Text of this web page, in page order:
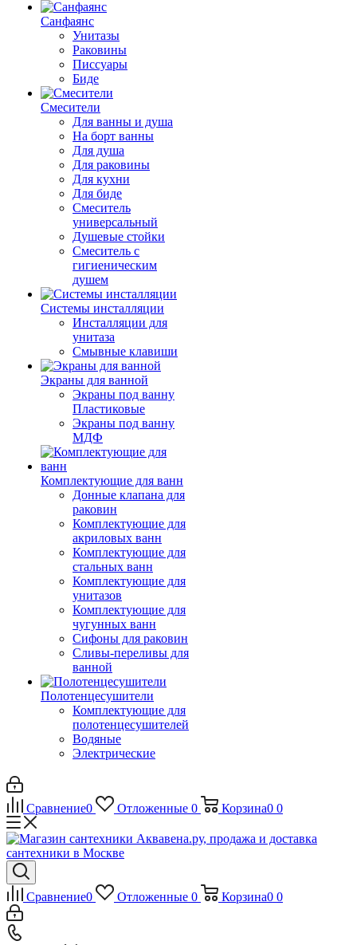
Санфаянс
Унитазы
Раковины
Писсуары
Биде
Смесители
Для ванны и душа
На борт ванны
Для душа
Для раковины
Для кухни
Для биде
Смеситель
универсальный
Душевые стойки
Смеситель с
гигиеническим
душем
Системы инсталляции
Инсталляции для
унитаза
Смывные клавиши
Экраны для ванной
Экраны под ванну
Пластиковые
Экраны под ванну
МДФ
Комплектующие для ванн
Донные клапана для
раковин
Комплектующие для
акриловых ванн
Комплектующие для
стальных ванн
Комплектующие для
унитазов
Комплектующие для
чугунных ванн
Сифоны для раковин
Сливы-переливы для
ванной
Полотенцесушители
Комплектующие для
полотенцесушителей
Водяные
Электрические
Сравнение0 Отложенные 0 Корзина0 0
Сравнение0 Отложенные 0 Корзина0 0